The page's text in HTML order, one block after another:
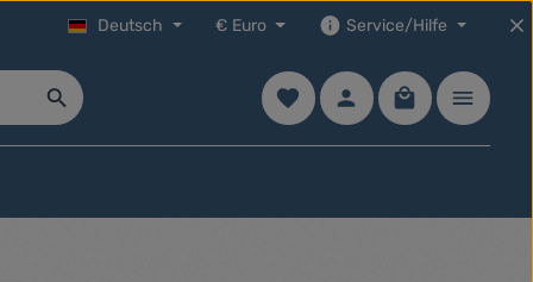
Deutsch € Euro Service/Hilfe
Du hast 0 Produkte auf dem
Warenkorb